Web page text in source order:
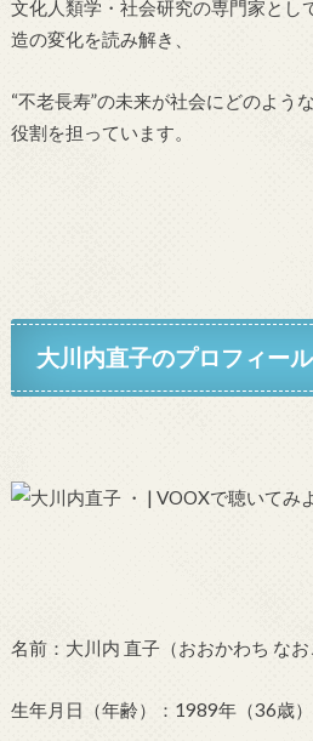
文化人類学・社会研究の専門家とし
造の変化を読み解き、
“不老長寿”の未来が社会にどのよう
役割を担っています。
大川内直子のプロフィール
名前：大川内 直子（おおかわち なお
生年月日（年齢）：1989年（36歳）